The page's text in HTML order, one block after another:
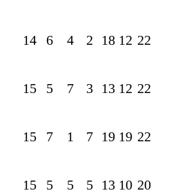
14 6 4 2 18 12 22
15 5 7 3 13 12 22
15 7 1 7 19 19 22
15 5 5 5 13 10 20